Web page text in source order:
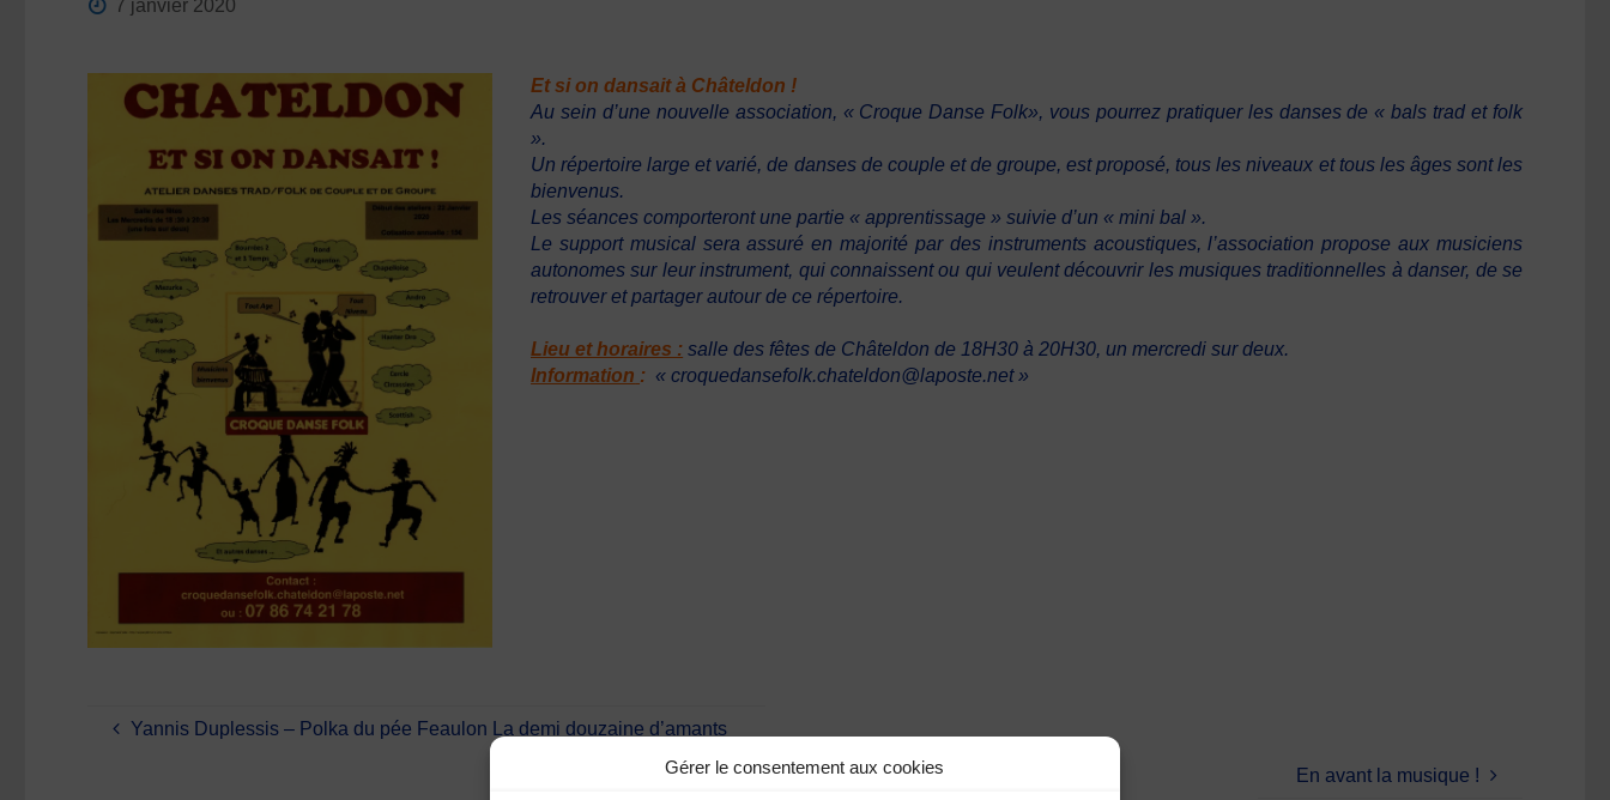
Gérer le consentement aux cookies
7 janvier 2020
Et si on dansait à Châteldon !
Au sein d’une nouvelle association, « Croque Danse Folk», vous pourrez pratiquer les danses de « bals trad et folk
».
Un répertoire large et varié, de danses de couple et de groupe, est proposé, tous les niveaux et tous les âges sont les
bienvenus.
Les séances comporteront une partie « apprentissage » suivie d’un « mini bal ».
Le support musical sera assuré en majorité par des instruments acoustiques, l’association propose aux musiciens
autonomes sur leur instrument, qui connaissent ou qui veulent découvrir les musiques traditionnelles à danser, de se
retrouver et partager autour de ce répertoire.
Lieu et horaires : salle des fêtes de Châteldon de 18H30 à 20H30, un mercredi sur deux.
Information : « croquedansefolk.chateldon@laposte.net »
Yannis Duplessis – Polka du pée Feaulon La demi douzaine d’amants
En avant la musique !